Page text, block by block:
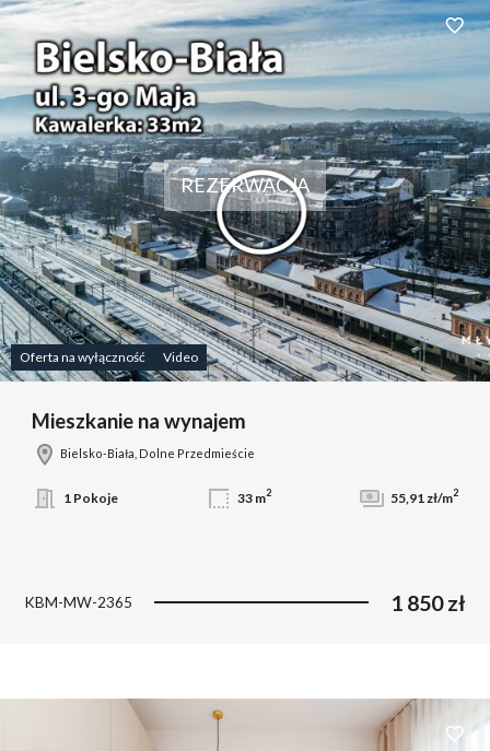
Oferta na wyłączność Video
REZERWACJA
Dodaj
Mieszkanie na wynajem
Bielsko-Biała, Dolne Przedmieście
1 Pokoje 33 m2 55,91 zł/m2
KBM-MW-2365 1 850 zł